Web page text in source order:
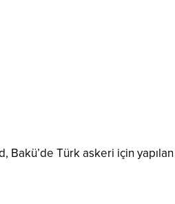
Bakü’de Türk askeri için